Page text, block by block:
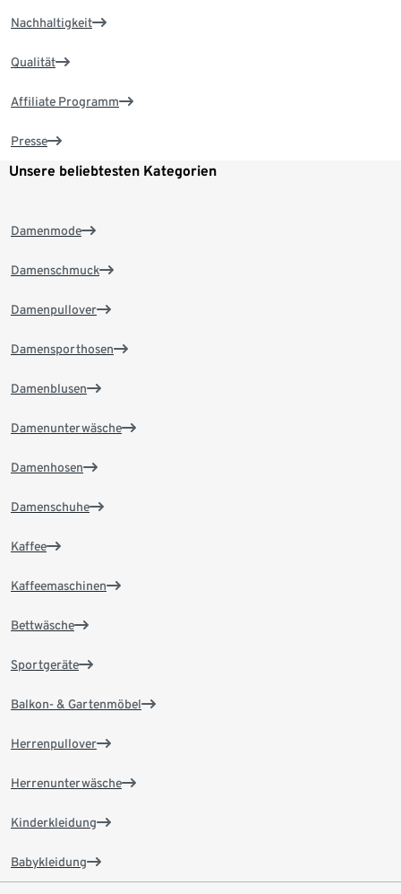
Nachhaltigkeit
Qualität
Affiliate Programm
Presse
Unsere beliebtesten Kategorien
Damenmode
Damenschmuck
Damenpullover
Damensporthosen
Damenblusen
Damenunterwäsche
Damenhosen
Damenschuhe
Kaffee
Kaffeemaschinen
Bettwäsche
Sportgeräte
Balkon- & Gartenmöbel
Herrenpullover
Herrenunterwäsche
Kinderkleidung
Babykleidung